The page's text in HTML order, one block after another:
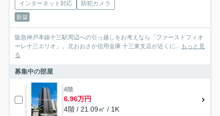
インターネット対応
防犯カメラ
新築
阪急神戸本線十三駅周辺への引っ越しをお考えなら「ファーストフィオ
ーレ十三エリオ」。北おおさか信用金庫 十三東支店が近くに... もっと見
る
募集中の部屋
4階
6.96万円
4階 / 21.09㎡ / 1K